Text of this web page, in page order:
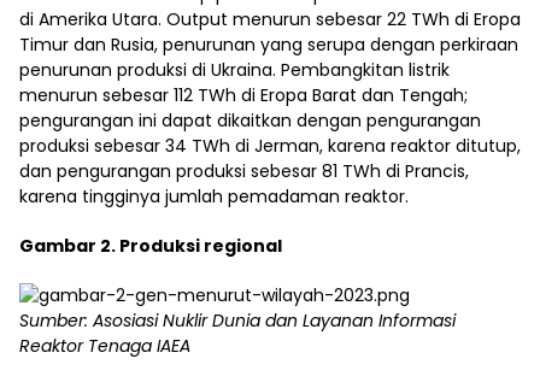
di Amerika Utara. Output menurun sebesar 22 TWh di Eropa
Timur dan Rusia, penurunan yang serupa dengan perkiraan
penurunan produksi di Ukraina. Pembangkitan listrik
menurun sebesar 112 TWh di Eropa Barat dan Tengah;
pengurangan ini dapat dikaitkan dengan pengurangan
produksi sebesar 34 TWh di Jerman, karena reaktor ditutup,
dan pengurangan produksi sebesar 81 TWh di Prancis,
karena tingginya jumlah pemadaman reaktor.
Gambar 2. Produksi regional
Sumber: Asosiasi Nuklir Dunia dan Layanan Informasi
Reaktor Tenaga IAEA